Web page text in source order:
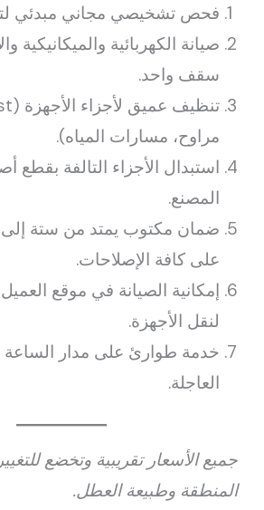
فحص تشخيصي مجاني مبدئي
صيانة الكهربائية والميكانيكية
سقف واحد.
مراوح، مسارات المياه).
استبدال الأجزاء التالفة بقطع
المصنع.
ضمان مكتوب يمتد من ستة
على كافة الإصلاحات.
إمكانية الصيانة في موقع
لنقل الأجهزة.
خدمة طوارئ على مدار الساعة
العاجلة.
جميع الأسعار تقريبية وتخضع
المنطقة وطبيعة العطل.